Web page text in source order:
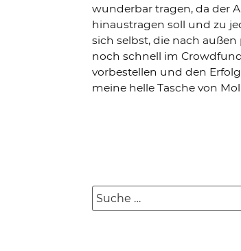
wunderbar tragen, da der
hinaustragen soll und zu
sich selbst, die nach
noch schnell im
vorbestellen und den
meine helle Tasche von
Suche
nach: